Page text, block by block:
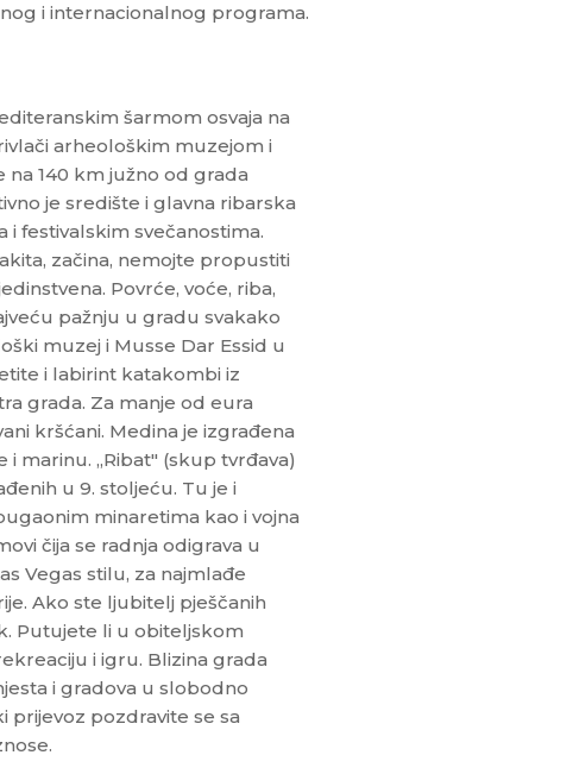
i internacionalnog programa.
šarmom osvaja na
arheološkim muzejom i
na 140 km južno od grada
je središte i glavna ribarska
festivalskim svečanostima.
začina, nemojte propustiti
Povrće, voće, riba,
pažnju u gradu svakako
muzej i Musse Dar Essid u
i labirint katakombi iz
grada. Za manje od eura
kršćani. Medina je izgrađena
marinu. „Ribat" (skup tvrđava)
u 9. stoljeću. Tu je i
minaretima kao i vojna
čija se radnja odigrava u
Vegas stilu, za najmlađe
Ako ste ljubitelj pješčanih
Putujete li u obiteljskom
i igru. Blizina grada
i gradova u slobodno
prijevoz pozdravite se sa